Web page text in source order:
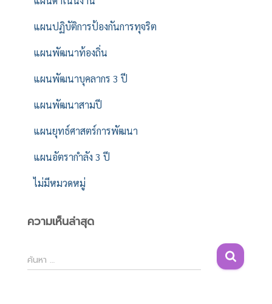
แผนปฏิบัติการป้องกันการทุจริต
แผนพัฒนาท้องถิ่น
แผนพัฒนาบุคลากร 3 ปี
แผนพัฒนาสามปี
แผนยุทธ์ศาสตร์การพัฒนา
แผนอัตรากำลัง 3 ปี
ไม่มีหมวดหมู่
ความเห็นล่าสุด
ค้
น
ค้นหา …